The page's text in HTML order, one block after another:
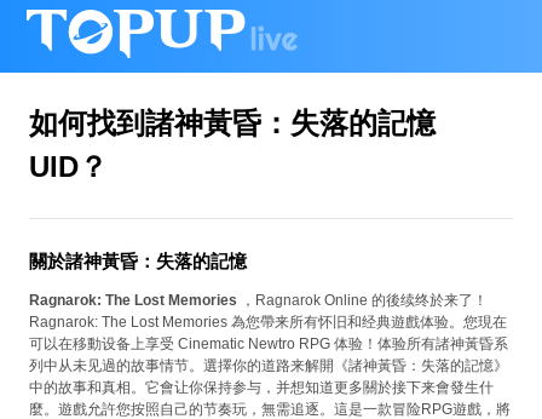
如何找到諸神黃昏：失落的記憶
UID？
關於諸神黃昏：失落的記憶
Ragnarok: The Lost Memories ，Ragnarok Online 的後续终於来了！
Ragnarok: The Lost Memories 為您帶来所有怀旧和经典遊戲体验。您現在
可以在移動设备上享受 Cinematic Newtro RPG 体验！体验所有諸神黃昏系
列中从未见過的故事情节。選擇你的道路来解開《諸神黃昏：失落的記憶》
中的故事和真相。它會让你保持参与，并想知道更多關於接下来會發生什
麼。遊戲允許您按照自己的节奏玩，無需追逐。這是一款冒险RPG遊戲，將